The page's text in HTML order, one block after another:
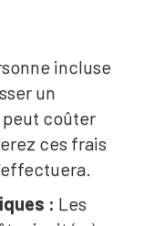
incluse
un
peut coûter
ces frais
: Les